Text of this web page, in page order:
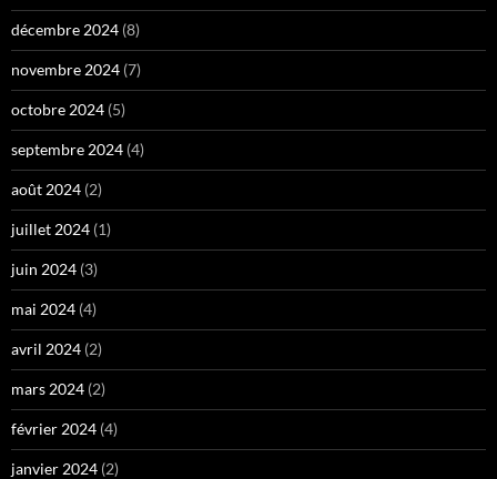
décembre 2024 (8)
novembre 2024 (7)
octobre 2024 (5)
septembre 2024 (4)
août 2024 (2)
juillet 2024 (1)
juin 2024 (3)
mai 2024 (4)
avril 2024 (2)
mars 2024 (2)
février 2024 (4)
janvier 2024 (2)